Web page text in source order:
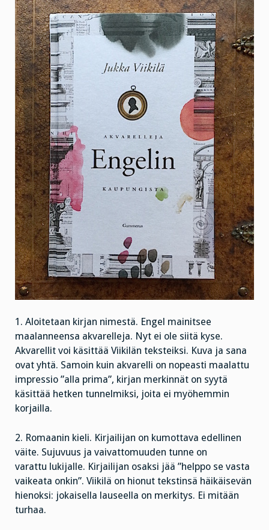
1. Aloitetaan kirjan nimestä. Engel mainitsee
maalanneensa akvarelleja. Nyt ei ole siitä kyse.
Akvarellit voi käsittää Viikilän teksteiksi. Kuva ja sana
ovat yhtä. Samoin kuin akvarelli on nopeasti maalattu
impressio ”alla prima”, kirjan merkinnät on syytä
käsittää hetken tunnelmiksi, joita ei myöhemmin
korjailla.
2. Romaanin kieli. Kirjailijan on kumottava edellinen
väite. Sujuvuus ja vaivattomuuden tunne on
varattu lukijalle. Kirjailijan osaksi jää ”helppo se vasta
vaikeata onkin”. Viikilä on hionut tekstinsä häikäisevän
hienoksi: jokaisella lauseella on merkitys. Ei mitään
turhaa.